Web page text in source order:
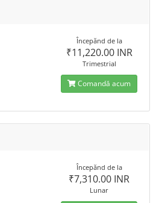
Începănd de la
₹11,220.00 INR
Trimestrial
Comandă acum
Începănd de la
₹7,310.00 INR
Lunar